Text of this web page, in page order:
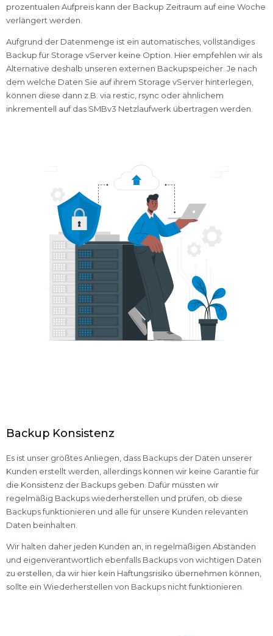
prozentualen Aufpreis kann der Backup Zeitraum auf eine Woche
verlängert werden.
Aufgrund der Datenmenge ist ein automatisches, vollständiges
Backup für Storage vServer keine Option. Hier empfehlen wir als
Alternative deshalb unseren externen Backupspeicher. Je nach
dem welche Daten Sie auf ihrem Storage vServer hinterlegen,
können diese dann z.B. via restic, rsync oder ähnlichem
inkrementell auf das SMBv3 Netzlaufwerk übertragen werden.
Backup Konsistenz
Es ist unser größtes Anliegen, dass Backups der Daten unserer
Kunden erstellt werden, allerdings können wir keine Garantie für
die Konsistenz der Backups geben. Dafür müssten wir
regelmäßig Backups wiederherstellen und prüfen, ob diese
Backups funktionieren und alle für unsere Kunden relevanten
Daten beinhalten.
Wir halten daher jeden Kunden an, in regelmäßigen Abständen
und eigenverantwortlich ebenfalls Backups von wichtigen Daten
zu erstellen, da wir hier kein Haftungsrisiko übernehmen können,
sollte ein Wiederherstellen von Backups nicht funktionieren.